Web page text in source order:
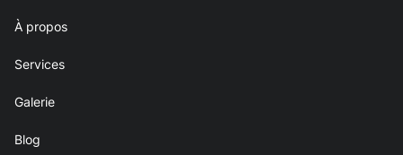
À propos
Services
Galerie
Blog